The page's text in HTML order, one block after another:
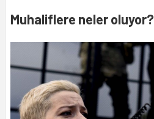
Muhaliflere neler oluyor?